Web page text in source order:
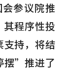
参议院推
程序性投
支持，将结
摆”推进了